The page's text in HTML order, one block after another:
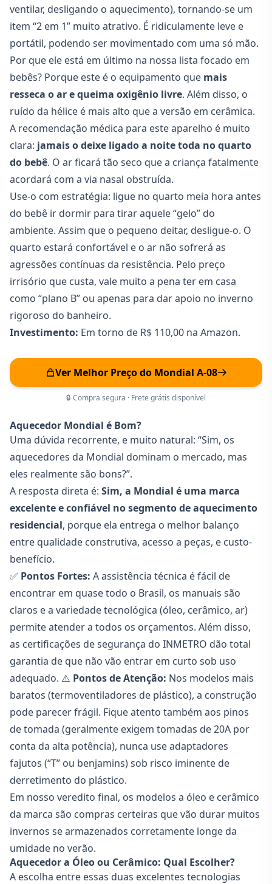
ventilar, desligando o aquecimento), tornando-se um
item “2 em 1” muito atrativo. É ridiculamente leve e
portátil, podendo ser movimentado com uma só mão.
Por que ele está em último na nossa lista focado em
bebês? Porque este é o equipamento que mais
resseca o ar e queima oxigênio livre. Além disso, o
ruído da hélice é mais alto que a versão em cerâmica.
A recomendação médica para este aparelho é muito
clara: jamais o deixe ligado a noite toda no quarto
do bebê. O ar ficará tão seco que a criança fatalmente
acordará com a via nasal obstruída.
Use-o com estratégia: ligue no quarto meia hora antes
do bebê ir dormir para tirar aquele “gelo” do
ambiente. Assim que o pequeno deitar, desligue-o. O
quarto estará confortável e o ar não sofrerá as
agressões contínuas da resistência. Pelo preço
irrisório que custa, vale muito a pena ter em casa
como “plano B” ou apenas para dar apoio no inverno
rigoroso do banheiro.
Investimento: Em torno de R$ 110,00 na Amazon.
Ver Melhor Preço do Mondial A-08
🔒 Compra segura · Frete grátis disponível
Aquecedor Mondial é Bom?
Uma dúvida recorrente, e muito natural: “Sim, os
aquecedores da Mondial dominam o mercado, mas
eles realmente são bons?”.
A resposta direta é: Sim, a Mondial é uma marca
excelente e confiável no segmento de aquecimento
residencial, porque ela entrega o melhor balanço
entre qualidade construtiva, acesso a peças, e custo-
benefício.
✅ Pontos Fortes: A assistência técnica é fácil de
encontrar em quase todo o Brasil, os manuais são
claros e a variedade tecnológica (óleo, cerâmico, ar)
permite atender a todos os orçamentos. Além disso,
as certificações de segurança do INMETRO dão total
garantia de que não vão entrar em curto sob uso
adequado. ⚠️ Pontos de Atenção: Nos modelos mais
baratos (termoventiladores de plástico), a construção
pode parecer frágil. Fique atento também aos pinos
de tomada (geralmente exigem tomadas de 20A por
conta da alta potência), nunca use adaptadores
fajutos (“T” ou benjamins) sob risco iminente de
derretimento do plástico.
Em nosso veredito final, os modelos a óleo e cerâmico
da marca são compras certeiras que vão durar muitos
invernos se armazenados corretamente longe da
umidade no verão.
Aquecedor a Óleo ou Cerâmico: Qual Escolher?
A escolha entre essas duas excelentes tecnologias